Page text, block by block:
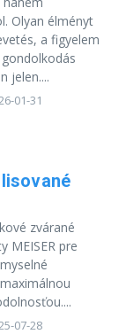
Olyan élményt
a figyelem
jelen....
01-31
zvárané
MEISER pre
07-28